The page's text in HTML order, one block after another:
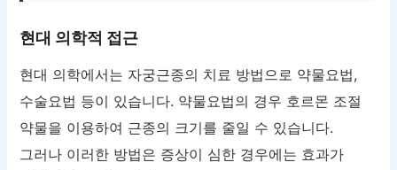
현대 의학적 접근
현대 의학에서는 자궁근종의 치료 방법으로 약물요법,
수술요법 등이 있습니다. 약물요법의 경우 호르몬 조절
약물을 이용하여 근종의 크기를 줄일 수 있습니다.
그러나 이러한 방법은 증상이 심한 경우에는 효과가